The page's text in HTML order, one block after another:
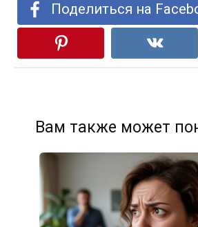
Поделиться на
Вам также может